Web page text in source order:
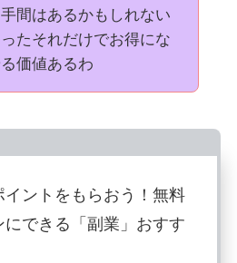
間はあるかもしれない
たそれだけでお得にな
価値あるわ
イントをもらおう！無料
できる「副業」おすす